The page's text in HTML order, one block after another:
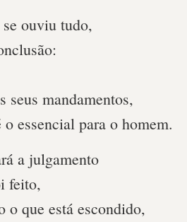
ouviu tudo,
seus mandamentos,
essencial para o homem.
a julgamento
feito,
o que está escondido,